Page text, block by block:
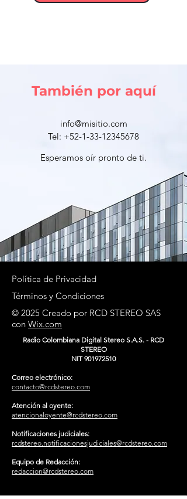
También por aquí
info@misitio.com
Tel: +52-1-33-12345678
Esperamos oír pronto de ti.
Política de Privacidad
Términos y Condiciones
© 2025 Creado por RCD STEREO SAS
con Wix.com
Radio Colombiana Digital Stereo S.A.S. - RCD
STEREO
NIT901972510
Correo electrónico:
contacto@rcdstereo.com
Atención al oyente:
atencionaloyente@rcdstereo.com
Notificaciones judiciales:
rcdstereo.notificacionesjudiciales@rcdstereo.com
Equipo de Redacción:
redaccion@rcdstereo.com